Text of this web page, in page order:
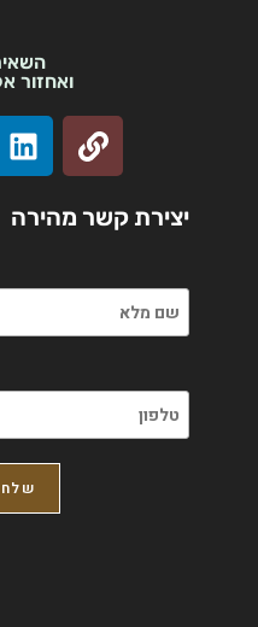
יצירת קשר מהירה
ואחזור